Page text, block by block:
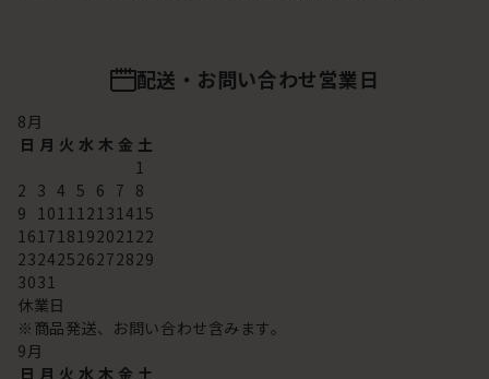
配送・お問い合わせ営業日
8月
日 月 火 水 木 金 土
1
2 3 4 5 6 7 8
9 101112131415
16171819202122
23242526272829
3031
休業日
※商品発送、お問い合わせ含みます。
9月
日 月 火 水 木 金 土